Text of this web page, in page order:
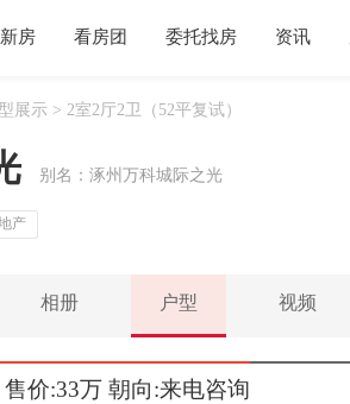
新房 看房团 委托找房 资讯
展示 > 2室2厅2卫（52平复试）
别名：涿州万科城际之光
产
相册 户型 视频
价:33万 朝向:来电咨询